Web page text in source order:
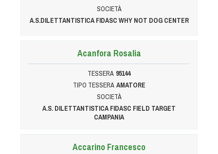
SOCIETÀ
A.S.DILETTANTISTICA FIDASC WHY NOT DOG CENTER
Acanfora Rosalia
TESSERA 95144
TIPO TESSERA AMATORE
SOCIETÀ
A.S. DILETTANTISTICA FIDASC FIELD TARGET
CAMPANIA
Accarino Francesco